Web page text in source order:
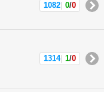
1082 0/0
1314| 1/0